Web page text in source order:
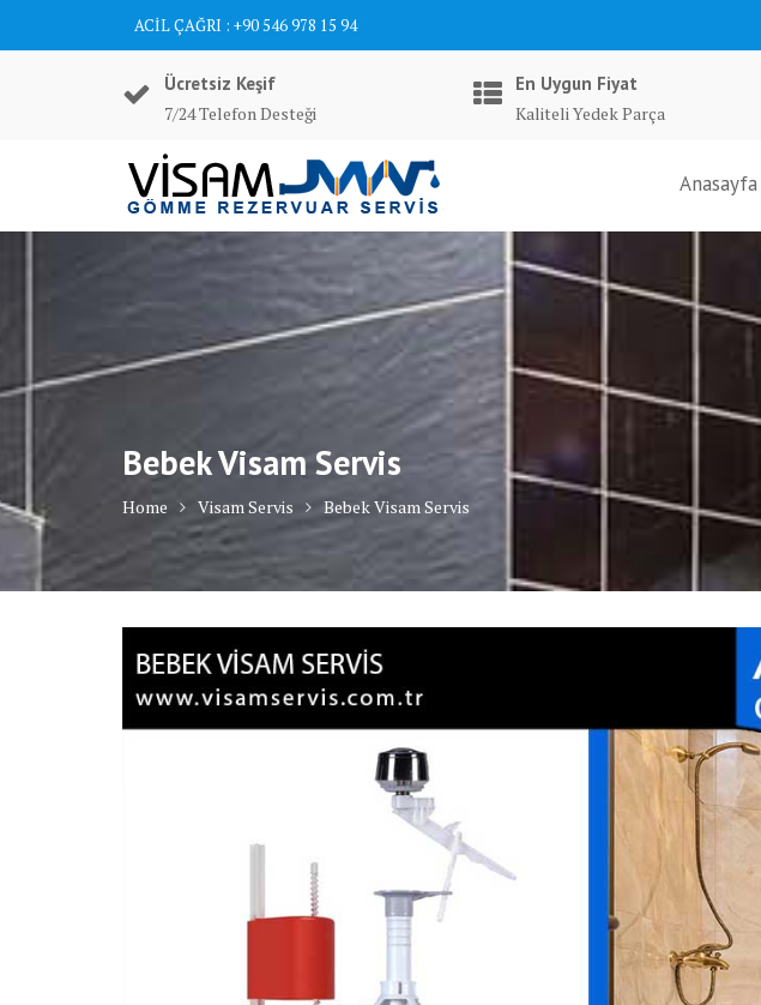
ACİL ÇAĞRI : +90 546 978 15 94
Ücretsiz Keşif
7/24 Telefon Desteği
En Uygun Fiyat
Kaliteli Yedek Parça
Anasayfa
Bebek Visam Servis
Home Visam Servis Bebek Visam Servis